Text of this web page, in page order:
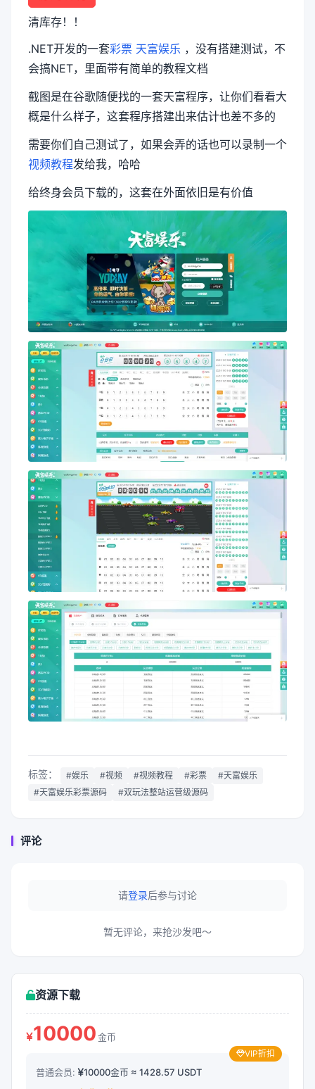
清库存！！
.NET开发的一套彩票 天富娱乐 ，没有搭建测试，不
会搞NET，里面带有简单的教程文档
截图是在谷歌随便找的一套天富程序，让你们看看大
概是什么样子，这套程序搭建出来估计也差不多的
需要你们自己测试了，如果会弄的话也可以录制一个
视频教程发给我，哈哈
给终身会员下载的，这套在外面依旧是有价值
标签： #娱乐 #视频 #视频教程 #彩票
#天富娱乐
#天富娱乐彩票源码
#双玩法整站运营级源码
评论
请登录后参与讨论
暂无评论，来抢沙发吧～
资源下载
10000金币
VIP折扣
普通会员:
10000金币 ≈ 1428.57 USDT